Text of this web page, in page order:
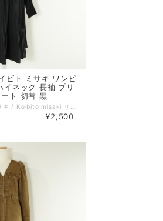
ビト ミサキ ワンピ
ネック 長袖 プリ
ト 切替 黒
¥2,500